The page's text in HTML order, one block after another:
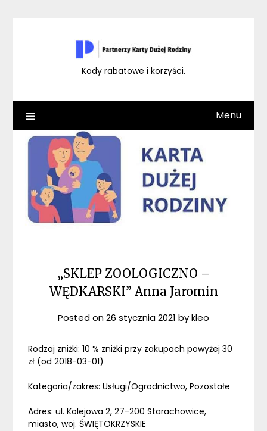
Kody rabatowe i korzyści.
Menu
„SKLEP ZOOLOGICZNO –
WĘDKARSKI” Anna Jaromin
Posted on26 stycznia 2021 bykleo
Rodzaj zniżki: 10 % zniżki przy zakupach powyżej 30
zł (od 2018-03-01)
Kategoria/zakres: Usługi/Ogrodnictwo, Pozostałe
Adres: ul. Kolejowa 2, 27-200 Starachowice,
miasto, woj. ŚWIĘTOKRZYSKIE